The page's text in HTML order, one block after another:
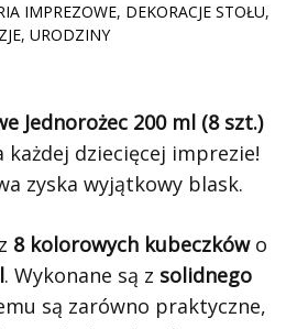
IMPREZOWE, DEKORACJE STOŁU,
, URODZINY
Jednorożec 200 ml (8 szt.)
każdej dziecięcej imprezie!
zyska wyjątkowy blask.
8 kolorowych kubeczkówo
. Wykonane są z solidnego
są zarówno praktyczne,